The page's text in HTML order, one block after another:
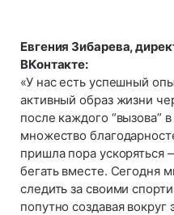
Евгения Зибарева,
ВКонтакте:
«У нас есть успешный
активный образ жизни
после каждого “вызова”
множество
пришла пора ускоряться
бегать вместе. Сегодня
следить за своими
попутно создавая